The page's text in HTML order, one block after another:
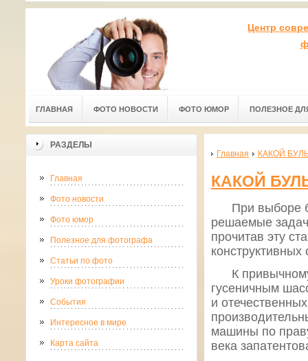
Центр
ГЛАВНАЯ ФОТО НОВОСТИ ФОТО ЮМОР ПОЛЕЗНОЕ
РАЗДЕЛЫ
Главная
Фото новости
Фото юмор
Полезное для фотографа
Статьи по фото
Уроки фотографии
События
Интересное в мире
Карта сайта
Главная КАКОЙ
КАКОЙ
При выборе
решаемые
прочитав эту
К привычному
гусеничным
и
машины по
века